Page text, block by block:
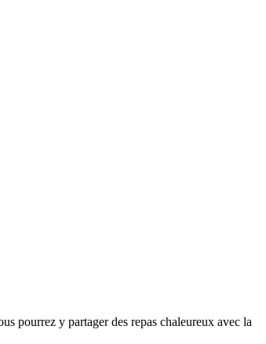
pourrez y partager des repas chaleureux avec la